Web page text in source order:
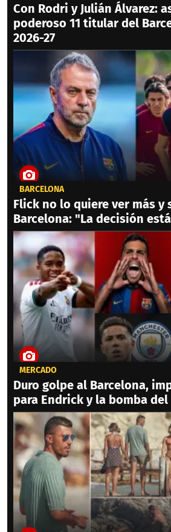
Con Rodri y Julián Álvarez:
poderoso 11 titular del
2026-27
BARCELONA
Flick no lo quiere ver más y
Barcelona: "La decisión
MERCADO
Duro golpe al Barcelona,
para Endrick y la bomba del